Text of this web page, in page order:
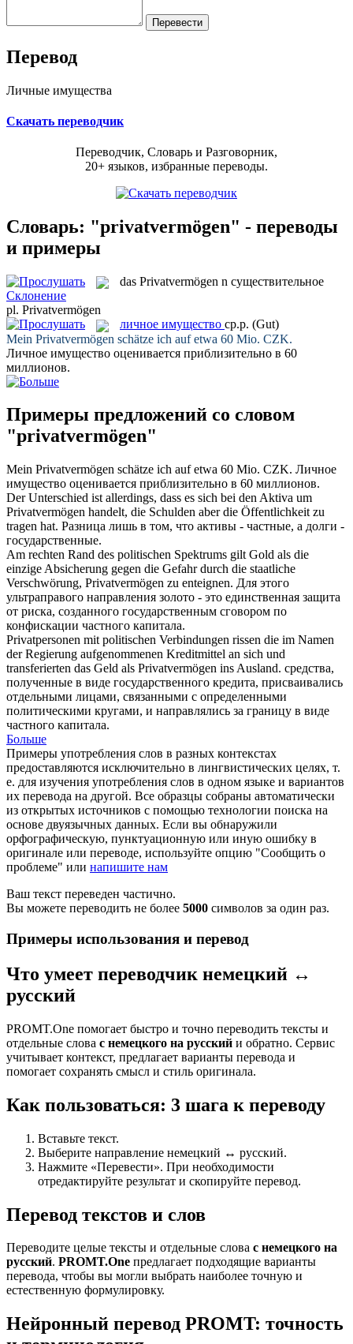
Перевод
Личные имущества
Скачать переводчик
Переводчик, Словарь и Разговорник,
20+ языков, избранные переводы.
Словарь: "privatvermögen" - переводы
и примеры
das Privatvermögen n существительное
Склонение
pl. Privatvermögen
личное имущество ср.р. (Gut)
Mein Privatvermögen schätze ich auf etwa 60 Mio. CZK.
Личное имущество оценивается приблизительно в 60
миллионов.
Примеры предложений со словом
"privatvermögen"
Mein Privatvermögen schätze ich auf etwa 60 Mio. CZK. Личное
имущество оценивается приблизительно в 60 миллионов.
Der Unterschied ist allerdings, dass es sich bei den Aktiva um
Privatvermögen handelt, die Schulden aber die Öffentlichkeit zu
tragen hat. Разница лишь в том, что активы - частные, а долги -
государственные.
Am rechten Rand des politischen Spektrums gilt Gold als die
einzige Absicherung gegen die Gefahr durch die staatliche
Verschwörung, Privatvermögen zu enteignen. Для этого
ультраправого направления золото - это единственная защита
от риска, созданного государственным сговором по
конфискации частного капитала.
Privatpersonen mit politischen Verbindungen rissen die im Namen
der Regierung aufgenommenen Kreditmittel an sich und
transferierten das Geld als Privatvermögen ins Ausland. средства,
полученные в виде государственного кредита, присваивались
отдельными лицами, связанными с определенными
политическими кругами, и направлялись за границу в виде
частного капитала.
Больше
Примеры употребления слов в разных контекстах
предоставляются исключительно в лингвистических целях, т.
е. для изучения употребления слов в одном языке и вариантов
их перевода на другой. Все образцы собраны автоматически
из открытых источников с помощью технологии поиска на
основе двуязычных данных. Если вы обнаружили
орфографическую, пунктуационную или иную ошибку в
оригинале или переводе, используйте опцию "Сообщить о
проблеме" или напишите нам
Ваш текст переведен частично.
Вы можете переводить не более 5000 символов за один раз.
Примеры использования и перевод
Что умеет переводчик немецкий ↔
русский
PROMT.One помогает быстро и точно переводить тексты и
отдельные слова с немецкого на русский и обратно. Сервис
учитывает контекст, предлагает варианты перевода и
помогает сохранять смысл и стиль оригинала.
Как пользоваться: 3 шага к переводу
Вставьте текст.
Выберите направление немецкий ↔ русский.
Нажмите «Перевести». При необходимости
отредактируйте результат и скопируйте перевод.
Перевод текстов и слов
Переводите целые тексты и отдельные слова с немецкого на
русский. PROMT.One предлагает подходящие варианты
перевода, чтобы вы могли выбрать наиболее точную и
естественную формулировку.
Нейронный перевод PROMT: точность